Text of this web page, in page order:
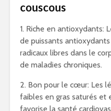
couscous
1. Riche en antioxydants:
de puissants
radicaux libres dans le
de maladies chroniques.
2. Bon pour le cœur: Les
faibles en gras saturés et
favorise la santé